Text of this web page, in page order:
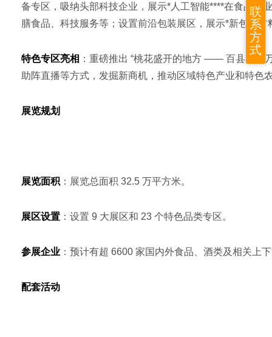
备专区，吸纳头部科技企业，展示*人工智能****在食品行
膳食品、科技服务等；设置前沿包装展区，展示*新包装
特色专区亮相 ：重磅推出 “桃花盛开的地方 —— 百县千品
助阵直播等方式，发掘新商机，推动区域特色产业和特色
展览规划
展览面积 ：展览总面积 32.5 万平方米。
展区设置 ：设置 9 大展区和 23 个特色品类专区。
参展企业 ：预计有超 6600 家国内外食品、酒类及相关上
配套活动
联
系
方
式